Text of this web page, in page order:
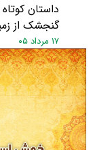
داستان
گنجشک از
۱۷ مرداد ۰۵